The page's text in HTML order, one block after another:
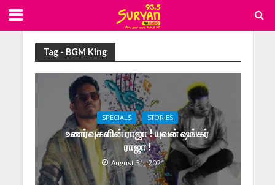
Tag - BGM King
SPECIALS STORIES
உணர்வுகளின் ராஜா ! யுவன் ஷங்கர்
ராஜா !
August 31, 2021